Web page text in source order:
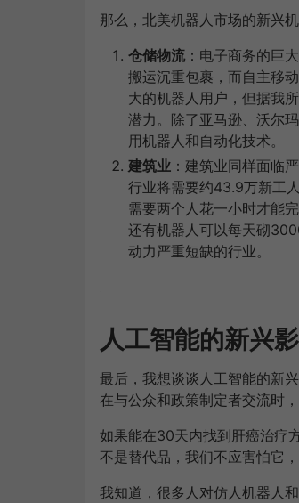
那么，北美机器人市场的新兴
仓储物流 ：电子商务的巨
搬运沉重包裹，而自主移
大的机器人用户，但据我
潜力。除了亚马逊、沃尔
用机器人和自动化技术。
建筑业 ：建筑业同样面临
行业将需要约43.9万新工
需要两个人花一小时才能
还有机器人可以每天砌
动力严重短缺的行业。
人工智能的新兴
最后，我想谈谈人工智能的新
在与公众和政策制定者交流时
如果能在30天内找到肝癌治疗
不是替代品，我们不应害怕它，
我知道，很多人对仿人机器人